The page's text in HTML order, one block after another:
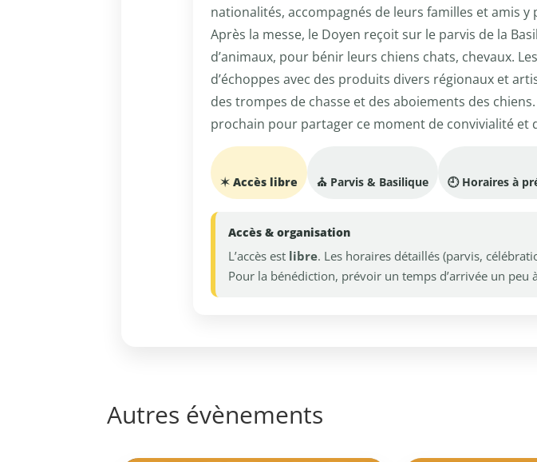
nationalités, accompagnés de leurs familles et amis
Après la messe, le Doyen reçoit sur le parvis de la
d’animaux, pour bénir leurs chiens chats, chevaux.
d’échoppes avec des produits divers régionaux et
des trompes de chasse et des aboiements des
prochain pour partager ce moment de convivialité et
✶ Accès libre ⛪ Parvis & Basilique 🕘 Horaires à
Accès & organisation
L’accès est libre. Les horaires détaillés (parvis,
Pour la bénédiction, prévoir un temps d’arrivée un peu à
Autres évènements